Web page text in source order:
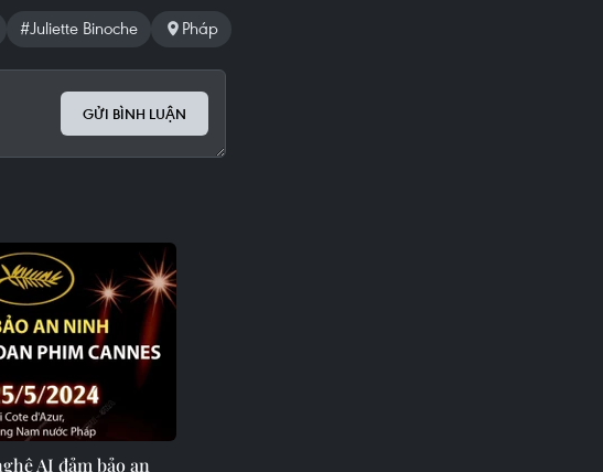
#Juliette Binoche Pháp
GỬI BÌNH LUẬN
AI đảm bảo an